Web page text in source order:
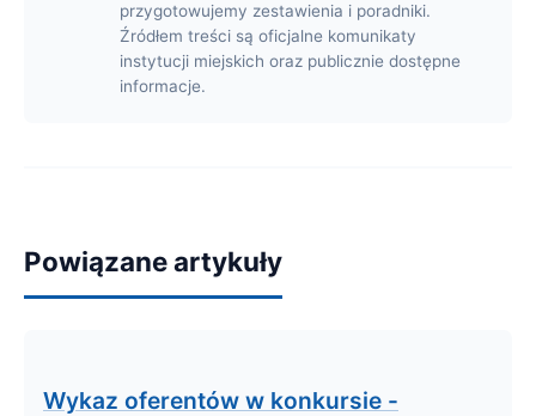
przygotowujemy zestawienia i poradniki.
Źródłem treści są oficjalne komunikaty
instytucji miejskich oraz publicznie dostępne
informacje.
Powiązane artykuły
Wykaz oferentów w konkursie -